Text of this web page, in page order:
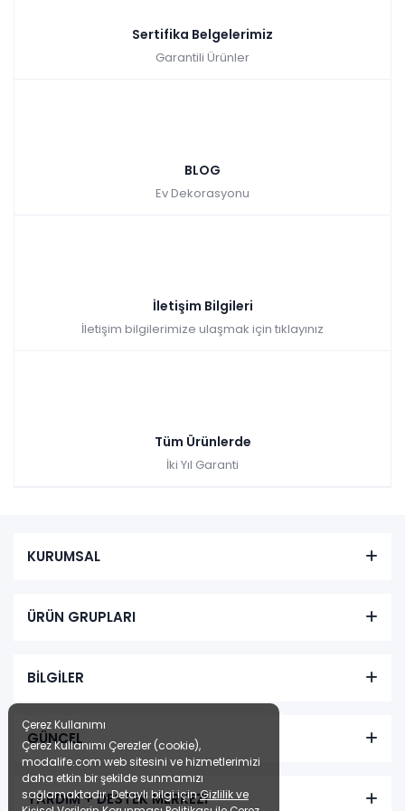
Sertifika Belgelerimiz
Garantili Ürünler
BLOG
Ev Dekorasyonu
İletişim Bilgileri
İletişim bilgilerimize ulaşmak için tıklayınız
Tüm Ürünlerde
İki Yıl Garanti
KURUMSAL
ÜRÜN GRUPLARI
BİLGİLER
GÜNCEL
YARDIM + DESTEK MERKEZİ
Çerez Kullanımı
Çerez Kullanımı Çerezler (cookie),
modalife.com web sitesini ve hizmetlerimizi
daha etkin bir şekilde sunmamızı
sağlamaktadır. Detaylı bilgi içinGizlilik ve